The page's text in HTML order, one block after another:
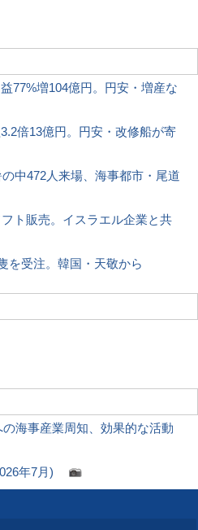
77%増104億円。円安・増産な
倍13億円。円安・改修船が寄
の中472人来場、海事都市・尾道
フト販売。イスラエル企業と共
隻を受注。韓国・天敬から
の海事産業周知、効果的な活動
年7月)